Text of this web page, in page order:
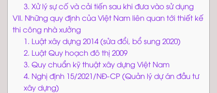
3. Xử lý sự cố và cải tiến sau khi đưa vào sử dụng
VII. Những quy định của Việt Nam liên quan tới thiết kế
thi công nhà xưởng
1. Luật xây dựng 2014 (sửa đổi, bổ sung 2020)
2. Luật Quy hoạch đô thị 2009
3. Quy chuẩn kỹ thuật xây dựng Việt Nam
4. Nghị định 15/2021/NĐ-CP (Quản lý dự án đầu tư
xây dựng)